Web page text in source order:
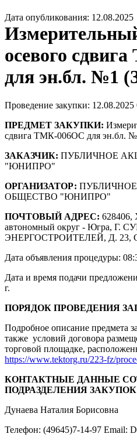
Дата опубликования: 12.08.2025
осевого
для эн.бл. №1
Проведение закупки:
ПРЕДМЕТ ЗАКУПКИ:
сдвига ТМК-006ОС для эн.бл.
ЗАКАЗЧИК: ПУБЛИЧНОЕ
"ЮНИПРО"
ОРГАНИЗАТОР:
ОБЩЕСТВО "ЮНИПРО"
ПОЧТОВЫЙ АДРЕС: 628406,
автономный округ - Югра, Г.
ЭНЕРГОСТРОИТЕЛЕЙ, Д. 23,
Дата объявления процедуры:
Дата и время подачи
г.
ПОРЯДОК ПРОВЕДЕНИЯ
Подробное описание предмета
также условий договора
торговой площадке,
https://www.tektorg.ru/223-fz/
КОНТАКТНЫЕ ДАННЫЕ
ПОДРАЗДЕЛЕНИЯ
Дунаева Наталия Борисовна
Телефон: (49645)7-14-97 Email: